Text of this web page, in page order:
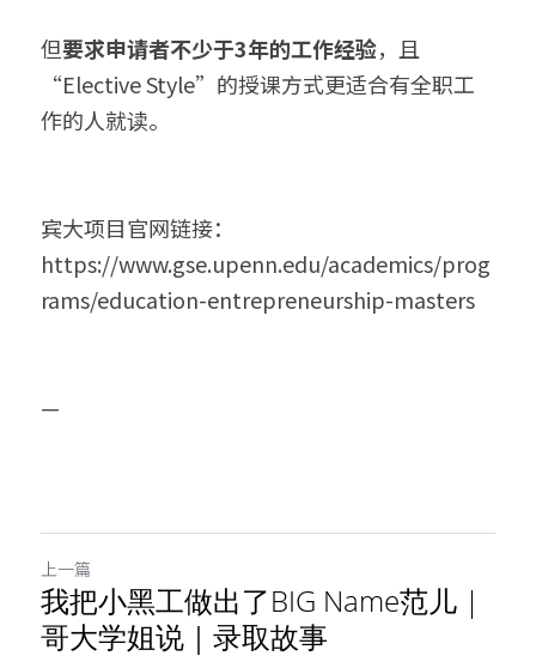
但要求申请者不少于3年的工作经验，且
“Elective Style”的授课方式更适合有全职工
作的人就读。
宾大项目官网链接：
https://www.gse.upenn.edu/academics/prog
rams/education-entrepreneurship-masters
—
上一篇
我把小黑工做出了BIG Name范儿 |
哥大学姐说｜录取故事